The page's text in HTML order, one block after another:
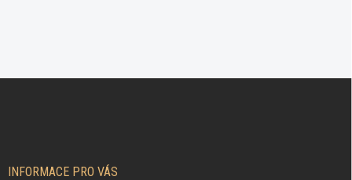
INFORMACE PRO VÁS